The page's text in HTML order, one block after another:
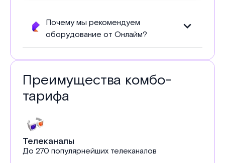
Почему мы рекомендуем
оборудование от Онлайм?
Преимущества комбо-
тарифа
Телеканалы
До 270 популярнейших телеканалов